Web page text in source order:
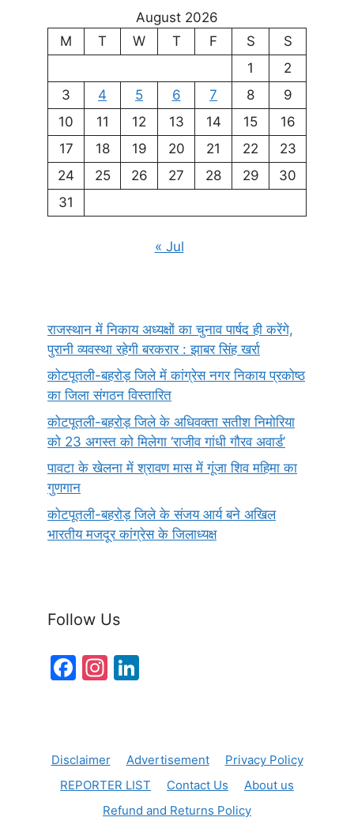
August 2026
M
T W T F S
S
1
2
3
4 5 6 7 8
9
10
11 12 13 14 15
16
17
18 19 20 21 22
23
24
25 26 27 28 29
30
31
« Jul
राजस्थान में निकाय अध्यक्षों का चुनाव पार्षद ही करेंगे,
पुरानी व्यवस्था रहेगी बरकरार : झाबर सिंह खर्रा
कोटपूतली-बहरोड़ जिले में कांग्रेस नगर निकाय प्रकोष्ठ
का जिला संगठन विस्तारित
कोटपूतली-बहरोड़ जिले के अधिवक्ता सतीश निमोरिया
को 23 अगस्त को मिलेगा ‘राजीव गांधी गौरव अवार्ड’
पावटा के खेलना में श्रावण मास में गूंजा शिव महिमा का
गुणगान
कोटपूतली-बहरोड़ जिले के संजय आर्य बने अखिल
भारतीय मजदूर कांग्रेस के जिलाध्यक्ष
Follow Us
F
b
o
In
a
m
dI
n
Disclaimer Advertisement
Privacy Policy
REPORTER LIST
Contact Us
About us
Refund and Returns Policy